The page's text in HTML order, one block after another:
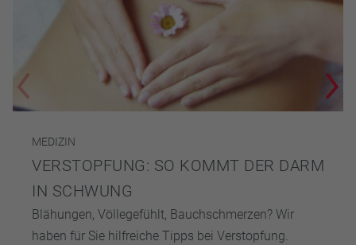
MEDIZIN
VERSTOPFUNG: SO KOMMT DER DARM
IN SCHWUNG
Blähungen, Völlegefühlt, Bauchschmerzen? Wir
haben für Sie hilfreiche Tipps bei Verstopfung.